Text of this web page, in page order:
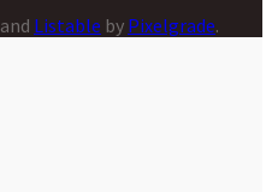
and Listable by Pixelgrade.